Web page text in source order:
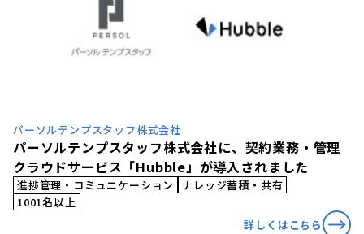
パーソルテンプスタッフ株式会社
パーソルテンプスタッフ株式会社に、契約業務・管理
クラウドサービス「Hubble」が導入されました
進捗管理・コミュニケーション
ナレッジ蓄積・共有
1001名以上
詳しくはこちら